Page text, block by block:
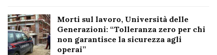
Morti sul lavoro, Università delle
Generazioni: “Tolleranza zero per chi
non garantisce la sicurezza agli
operai”